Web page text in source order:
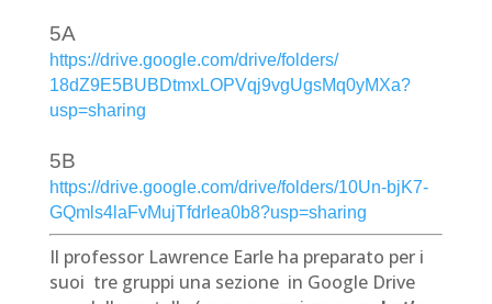
5A
https://drive.google.com/drive/folders/
18dZ9E5BUBDtmxLOPVqj9vgUgsMq0yMXa?
usp=sharing
5B
https://drive.google.com/drive/folders/10Un-bjK7-
GQmls4laFvMujTfdrlea0b8?usp=sharing
Il professor Lawrence Earle ha preparato per i
suoi tre gruppi una sezione in Google Drive